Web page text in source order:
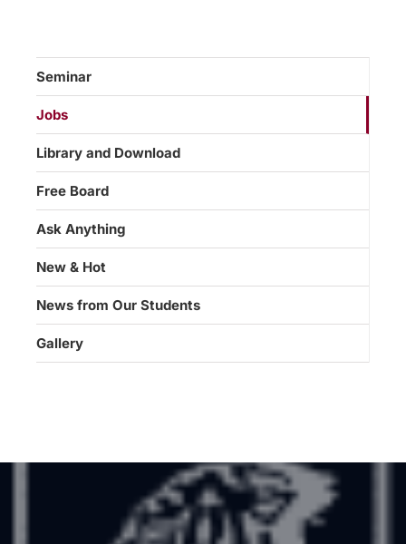
Seminar
Jobs
Library and Download
Free Board
Ask Anything
New & Hot
News from Our Students
Gallery